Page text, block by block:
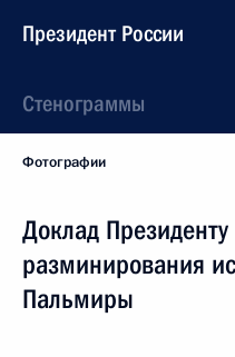
Президент России
Стенограммы
Фотографии
Доклад Президенту
разминирования
Пальмиры